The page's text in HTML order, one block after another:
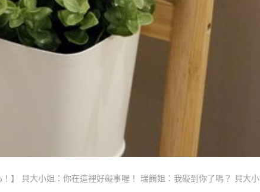
】 貝大小姐：你在這裡好礙事喔！ 瑞餚姐：我礙到你了嗎？ 貝大小